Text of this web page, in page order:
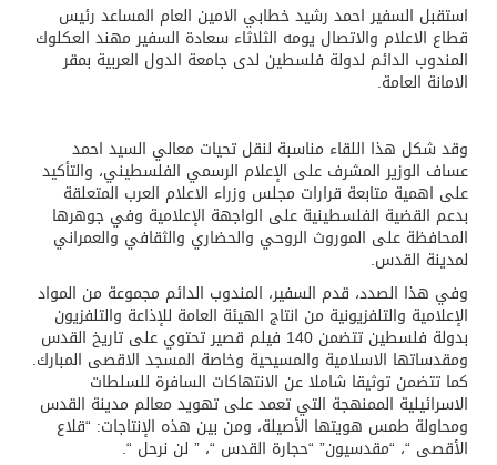
استقبل السفير احمد رشيد خطابي الامين العام المساعد رئيس
قطاع الاعلام والاتصال يومه الثلاثاء سعادة السفير مهند العكلوك
المندوب الدائم لدولة فلسطين لدى جامعة الدول العربية بمقر
الامانة العامة.
وقد شكل هذا اللقاء مناسبة لنقل تحيات معالي السيد احمد
عساف الوزير المشرف على الإعلام الرسمي الفلسطيني، والتأكيد
على اهمية متابعة قرارات مجلس وزراء الاعلام العرب المتعلقة
بدعم القضية الفلسطينية على الواجهة الإعلامية وفي جوهرها
المحافظة على الموروث الروحي والحضاري والثقافي والعمراني
لمدينة القدس.
وفي هذا الصدد، قدم السفير، المندوب الدائم مجموعة من المواد
الإعلامية والتلفزيونية من انتاج الهيئة العامة للإذاعة والتلفزيون
بدولة فلسطين تتضمن 140 فيلم قصير تحتوي على تاريخ القدس
ومقدساتها الاسلامية والمسيحية وخاصة المسجد الاقصى المبارك.
كما تتضمن توثيقا شاملا عن الانتهاكات السافرة للسلطات
الاسرائيلية الممنهجة التي تعمد على تهويد معالم مدينة القدس
ومحاولة طمس هويتها الأصيلة، ومن بين هذه الإنتاجات: “قلاع
الأقصى “، “مقدسيون” “حجارة القدس “، ” لن نرحل “.